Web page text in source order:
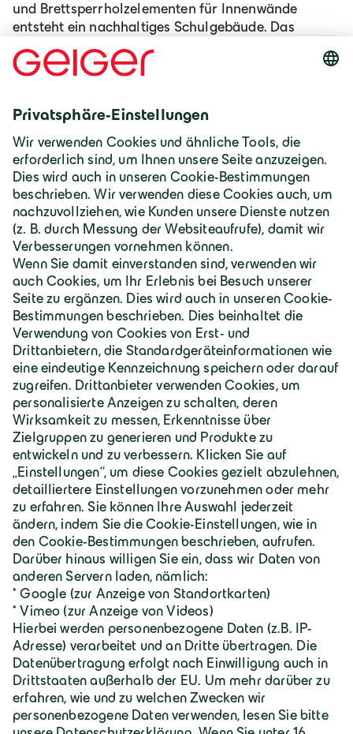
und Brettsperrholzelementen für Innenwände
entsteht ein nachhaltiges Schulgebäude. Das
Gebäude bietet auf einer Bruttogeschossfläche von
ca. 3.000m² und drei Stockwerken Platz für 14
Klassenräume, die Raum für rund 400 Schülerinnen
ein Lehrerzimmer.
Zur Referenz müllerblaustein
Deutschland | Deutsch
Geiger Gruppe
Über Geiger
Karriere
Geiger Gruppe
Wilhelm-Geiger-Straße 1
87561 Oberstdorf